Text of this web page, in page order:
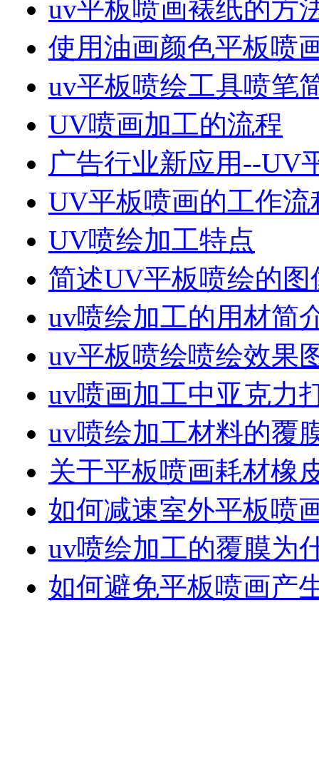
uv平板喷画裱纸的方
使用油画颜色平板喷
uv平板喷绘工具喷笔
UV喷画加工的流程
广告行业新应用--UV
UV平板喷画的工作流
UV喷绘加工特点
简述UV平板喷绘的图
uv喷绘加工的用材简
uv平板喷绘喷绘效果
uv喷画加工中亚克力
uv喷绘加工材料的覆
关于平板喷画耗材橡
如何减速室外平板喷
uv喷绘加工的覆膜为
如何避免平板喷画产